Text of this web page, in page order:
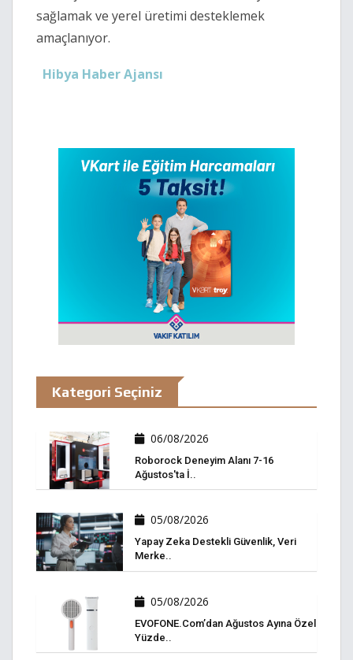
sağlamak ve yerel üretimi desteklemek
amaçlanıyor.
Hibya Haber Ajansı
Kategori Seçiniz
06/08/2026
Roborock Deneyim Alanı 7-16
Ağustos'ta İ..
05/08/2026
Yapay Zeka Destekli Güvenlik, Veri
Merke..
05/08/2026
EVOFONE.com’dan Ağustos Ayına Özel
Yüzde..